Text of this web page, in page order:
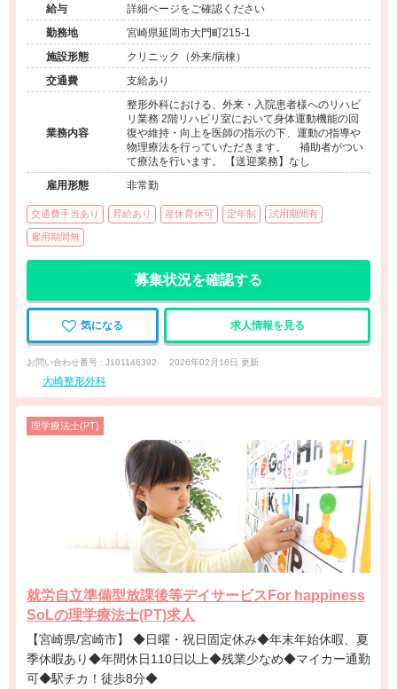
給与
詳細ページをご確認ください
勤務地
宮崎県延岡市大門町215-1
施設形態
クリニック（外来/病棟）
交通費
支給あり
業務内容
整形外科における、外来・入院患者様へのリハビ
リ業務 2階リハビリ室において身体運動機能の回
復や維持・向上を医師の指示の下、運動の指導や
物理療法を行っていただきます。 補助者がつい
て療法を行います。 【送迎業務】なし
雇用形態
非常勤
交通費手当あり 昇給あり 産休育休可 定年制 試用期間有
雇用期間無
募集状況を確認する
気になる 求人情報を見る
お問い合わせ番号 : J101146392 2026年02月16日 更新
大崎整形外科
理学療法士(PT)
就労自立準備型放課後等デイサービスFor happiness
SoLの理学療法士(PT)求人
【宮崎県/宮崎市】 ◆日曜・祝日固定休み◆年末年始休暇、夏
季休暇あり◆年間休日110日以上◆残業少なめ◆マイカー通勤
可◆駅チカ！徒歩8分◆